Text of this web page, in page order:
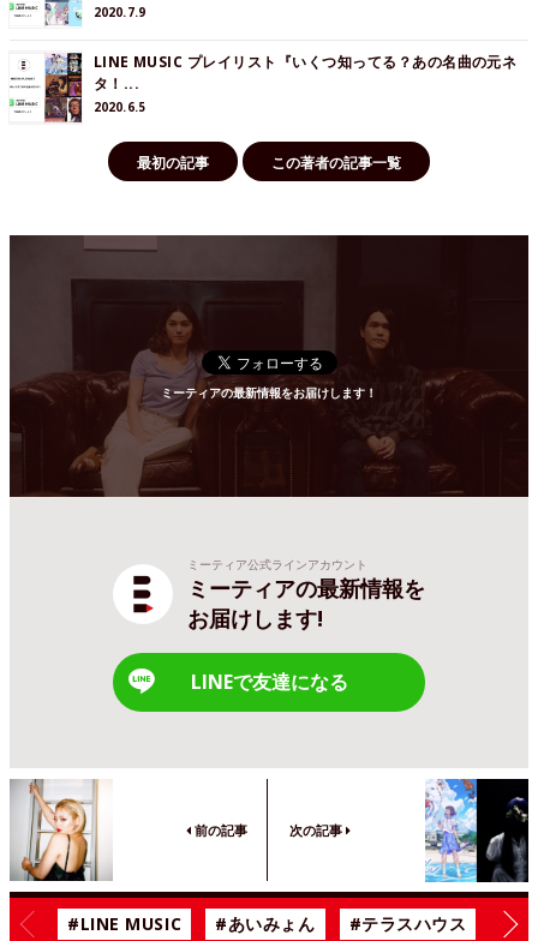
2020.7.9
LINE MUSIC プレイリスト『いくつ知ってる？あの名曲の元ネ
タ！...
2020.6.5
最初の記事 この著者の記事一覧
ミーティアの最新情報をお届けします！
ミーティア公式ラインアカウント
ミーティアの最新情報を
お届けします!
LINEで友達になる
前の記事 次の記事
#LINE MUSIC #あいみょん #テラスハウス #漫